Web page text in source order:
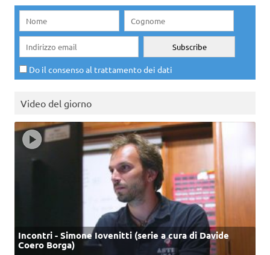
Do il consenso al trattamento dei dati
Video del giorno
Incontri - Simone Iovenitti (serie a cura di Davide
Coero Borga)